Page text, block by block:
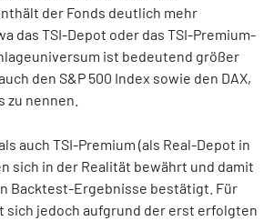
der Fonds deutlich mehr
das TSI-Depot oder das TSI-Premium-
ist bedeutend größer
den S&P 500 Index sowie den DAX,
zu nennen.
auch TSI-Premium (als Real-Depot in
sich in der Realität bewährt und damit
Backtest-Ergebnisse bestätigt. Für
sich jedoch aufgrund der erst erfolgten